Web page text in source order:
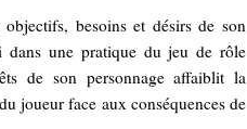
besoins et désirs de son
dans une pratique du jeu de rôle
de son personnage affaiblit la
joueur face aux conséquences de